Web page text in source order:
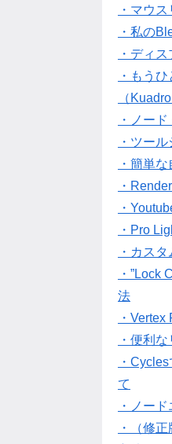
・マウ
・私の
・ディ
・もう
（Kuadro
・ノー
・ツー
・簡単
・
・
・Pro
・カス
・”Lock
法
・
・便利
・
て
・ノー
・（修